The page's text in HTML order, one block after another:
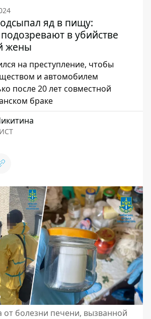
яд в пищу:
в убийстве
жены
на преступление, чтобы
и автомобилем
после 20 лет совместной
браке
от болезни печени, вызванной